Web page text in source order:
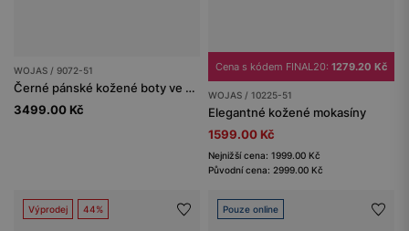
WOJAS / 9072-51
Černé pánské kožené boty ve stylu oxfordek
3499.00 Kč
Cena s kódem FINAL20: 1279.20 Kč
WOJAS / 10225-51
Elegantné kožené mokasíny
1599.00 Kč
Nejnižší cena: 1999.00 Kč
Původní cena: 2999.00 Kč
Výprodej 44% Pouze online